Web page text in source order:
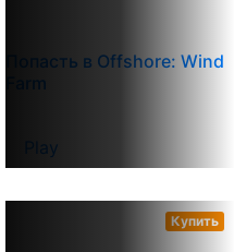
Попасть в Offshore: Wind
Farm
Play
Купить